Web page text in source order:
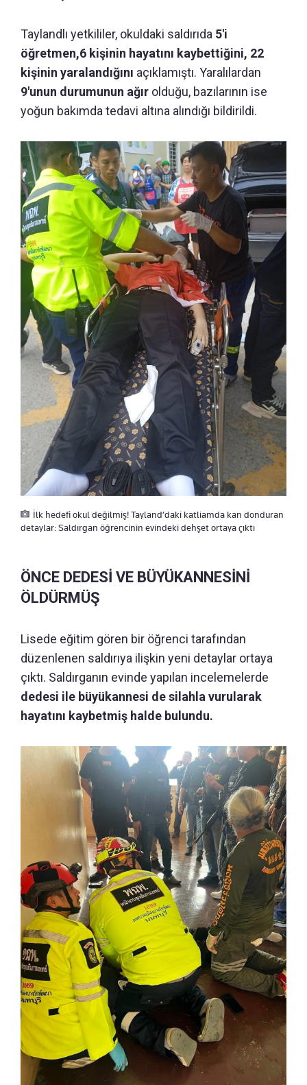
Taylandlı yetkililer, okuldaki saldırıda 5'i
öğretmen,6 kişinin hayatını kaybettiğini, 22
kişinin yaralandığını açıklamıştı. Yaralılardan
9'unun durumunun ağır olduğu, bazılarının ise
yoğun bakımda tedavi altına alındığı bildirildi.
İlk hedefi okul değilmiş! Tayland’daki katliamda kan donduran
detaylar: Saldırgan öğrencinin evindeki dehşet ortaya çıktı
ÖNCE DEDESİ VE BÜYÜKANNESİNİ
ÖLDÜRMÜŞ
Lisede eğitim gören bir öğrenci tarafından
düzenlenen saldırıya ilişkin yeni detaylar ortaya
çıktı. Saldırganın evinde yapılan incelemelerde
dedesi ile büyükannesi de silahla vurularak
hayatını kaybetmiş halde bulundu.